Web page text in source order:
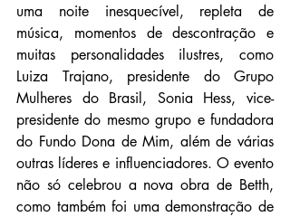
uma noite inesquecível, repleta de
música, momentos de descontração e
muitas personalidades ilustres, como
Luiza Trajano, presidente do Grupo
Mulheres do Brasil, Sonia Hess, vice-
presidente do mesmo grupo e fundadora
do Fundo Dona de Mim, além de várias
outras líderes e influenciadores. O evento
não só celebrou a nova obra de Betth,
como também foi uma demonstração de